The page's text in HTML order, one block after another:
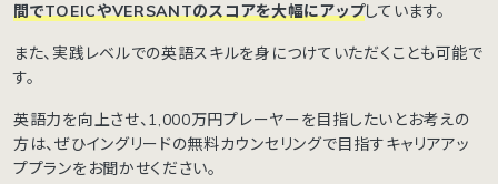
間でTOEICやVERSANTのスコアを大幅にアップしています。
また、実践レベルでの英語スキルを身につけていただくことも可能で
す。
英語力を向上させ、1,000万円プレーヤーを目指したいとお考えの
方は、ぜひイングリードの無料カウンセリングで目指すキャリアアッ
ププランをお聞かせください。